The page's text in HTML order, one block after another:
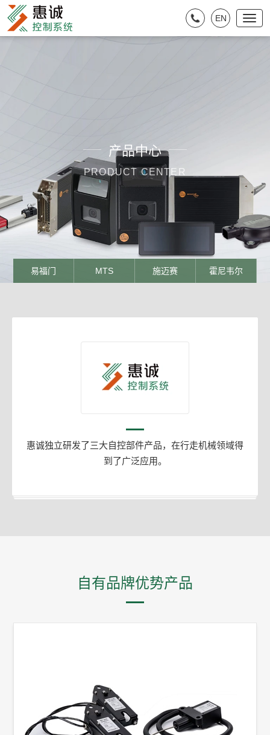
EN
产品中心
PRODUCT CENTER
易福门 MTS 施迈赛 霍尼韦尔
惠诚独立研发了三大自控部件产品，在行走机械领域得
到了广泛应用。
自有品牌优势产品